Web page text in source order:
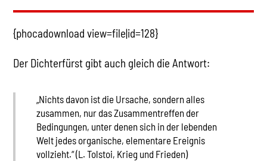
{phocadownload view=file|id=128}
Der Dichterfürst gibt auch gleich die Antwort:
„Nichts davon ist die Ursache, sondern alles
zusammen, nur das Zusammentreffen der
Bedingungen, unter denen sich in der lebenden
Welt jedes organische, elementare Ereignis
vollzieht.“ (L. Tolstoi, Krieg und Frieden)